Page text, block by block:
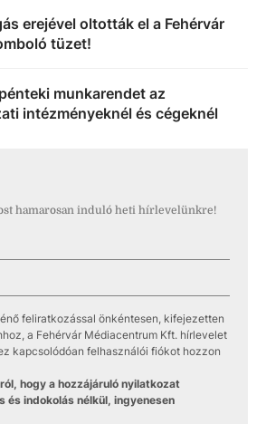
erejével oltották el a Fehérvár
tüzet!
munkarendet az
intézményeknél és cégeknél
hamarosan induló heti hírlevelünkre!
feliratkozással önkéntesen, kifejezetten
a Fehérvár Médiacentrum Kft. hírlevelet
kapcsolódóan felhasználói fiókot hozzon
hogy a hozzájáruló nyilatkozat
és indokolás nélkül, ingyenesen